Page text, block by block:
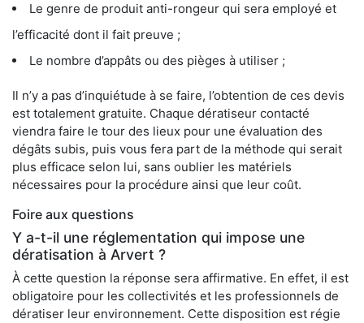
Le genre de produit anti-rongeur qui sera employé et
l’efficacité dont il fait preuve ;
Le nombre d’appâts ou des pièges à utiliser ;
Il n’y a pas d’inquiétude à se faire, l’obtention de ces devis
est totalement gratuite. Chaque dératiseur contacté
viendra faire le tour des lieux pour une évaluation des
dégâts subis, puis vous fera part de la méthode qui serait
plus efficace selon lui, sans oublier les matériels
nécessaires pour la procédure ainsi que leur coût.
Foire aux questions
Y a-t-il une réglementation qui impose une
dératisation à Arvert ?
À cette question la réponse sera affirmative. En effet, il est
obligatoire pour les collectivités et les professionnels de
dératiser leur environnement. Cette disposition est régie